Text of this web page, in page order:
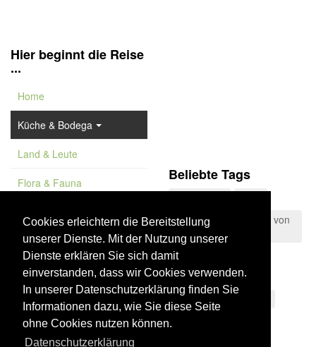
Cookies erleichtern die Bereitstellung
unserer Dienste. Mit der Nutzung unserer
Dienste erklären Sie sich damit
einverstanden, dass wir Cookies verwenden.
In unserer Datenschutzerklärung finden Sie
Informationen dazu, wie Sie diese Seite
ohne Cookies nutzen können.
Datenschutzerklärung
Hier beginnt die Reise
...
Home
Küche & Bodega
Land & Leute
Flora & Fauna
Vademekum
Beliebte Tags
Naturpark der Straße von
Gibraltar
Montes de Málaga
Teneriffa
Wein
Wüste von Tabernas